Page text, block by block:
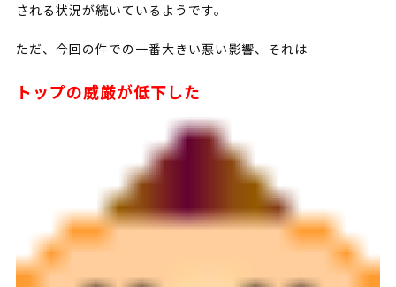
される状況が続いているようです。
ただ、今回の件での一番大きい悪い影響、それは
トップの威厳が低下した